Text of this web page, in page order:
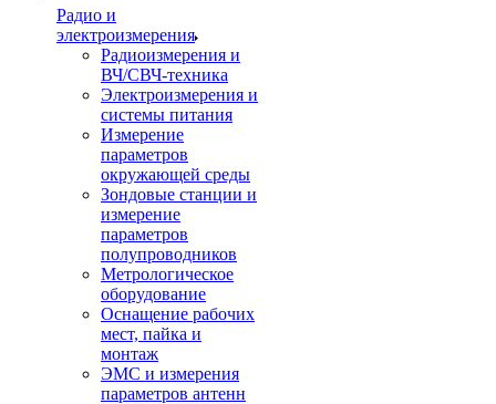
Радио и
электроизмерения
Радиоизмерения и
ВЧ/СВЧ-техника
Электроизмерения и
системы питания
Измерение
параметров
окружающей среды
Зондовые станции и
измерение
параметров
полупроводников
Метрологическое
оборудование
Оснащение рабочих
мест, пайка и
монтаж
ЭМС и измерения
параметров антенн